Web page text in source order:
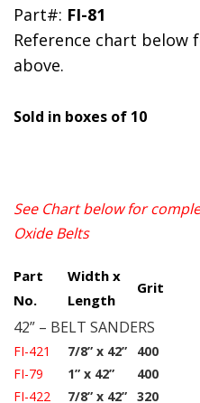
Part#: FI-81
Reference chart
above.
Sold in boxes of 10
See Chart below for
Oxide Belts
Part
No.
Width x
Length
Grit
42” – BELT SANDERS
FI-421 7/8” x 42”
400
FI-79
1” x 42”
400
FI-422
7/8” x 42” 320